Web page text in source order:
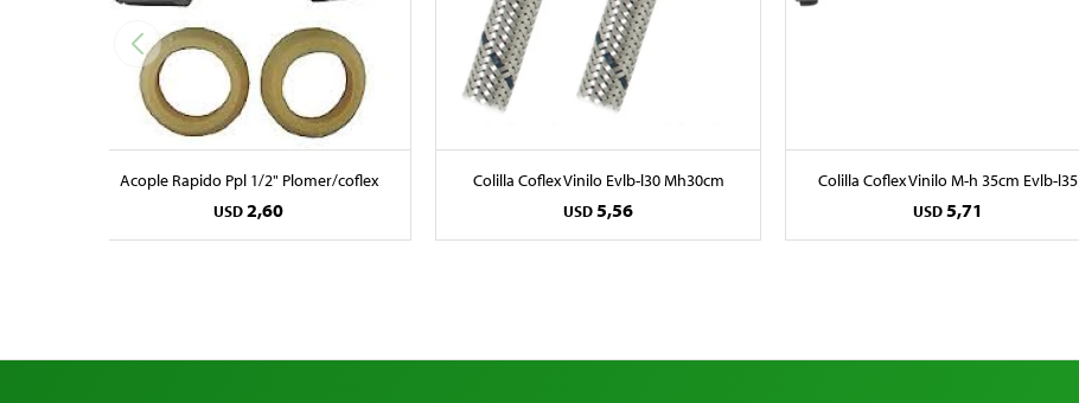
Acople Rapido Ppl 1/2" Plomer/coflex
USD2,60
Colilla Coflex Vinilo Evlb-l30 Mh30cm
USD5,56
Colilla Coflex Vinilo M-h 35cm Evlb-l35
USD5,71